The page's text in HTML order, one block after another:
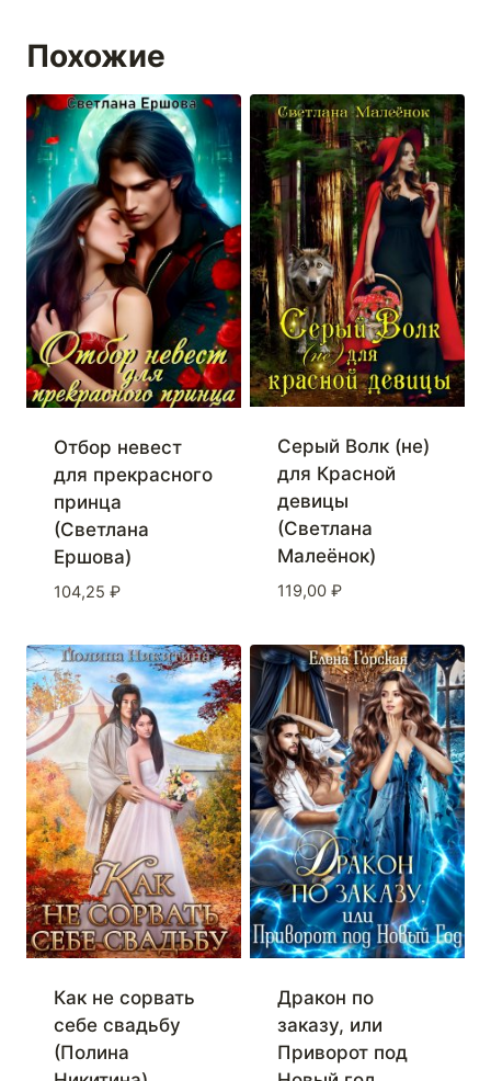
Похожие
Отбор невест
для прекрасного
принца
(Светлана
Ершова)
104,25 ₽
Серый Волк (не)
для Красной
девицы
(Светлана
Малеёнок)
119,00 ₽
Как не сорвать
себе свадьбу
(Полина
Дракон по
заказу, или
Приворот под